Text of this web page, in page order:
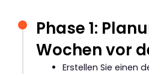
Phase 1:
Wochen vor
Erstellen Sie einen